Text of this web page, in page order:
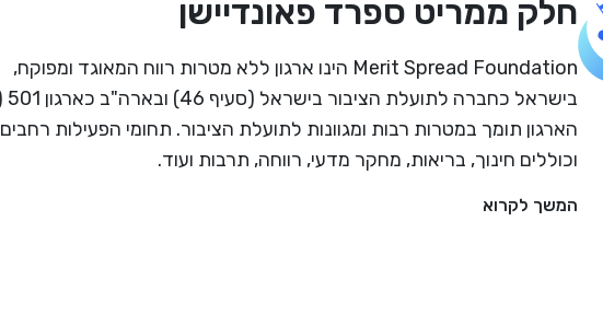
חלק ממריט ספרד פאונדיישן
Merit Spread Foundation הינו ארגון ללא מטרות רווח המאוגד ומפוקח,
הארגון תומך במטרות רבות ומגוונות לתועלת הציבור. תחומי הפעילות רחבים
וכוללים חינוך, בריאות, מחקר מדעי, רווחה, תרבות ועוד.
המשך לקרוא